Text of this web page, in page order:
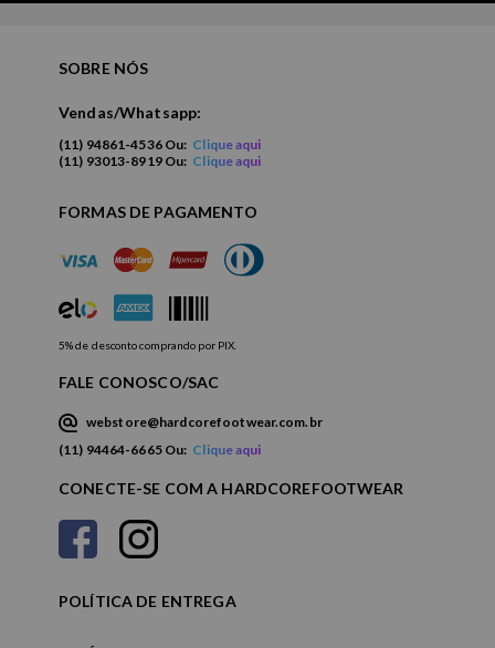
SOBRE NÓS
Vendas/Whatsapp:
(11) 94861-4536 Ou: Clique aqui
(11) 93013-8919 Ou: Clique aqui
FORMAS DE PAGAMENTO
5% de desconto comprando por PIX.
FALE CONOSCO/SAC
webstore@hardcorefootwear.com.br
(11) 94464-6665 Ou: Clique aqui
CONECTE-SE COM A HARDCOREFOOTWEAR
POLÍTICA DE ENTREGA